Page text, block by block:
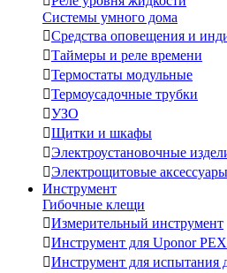
Системы умного дома
Средства оповещения и
Таймеры и реле времени
Термостаты модульные
Термоусадочные трубки
УЗО
Щитки и шкафы
Электроустановочные
Электрощитовые аксессуары
Инструмент
Гибочные клещи
Измерительный инструмент
Инструмент для Uponor PEX
Инструмент для испытания